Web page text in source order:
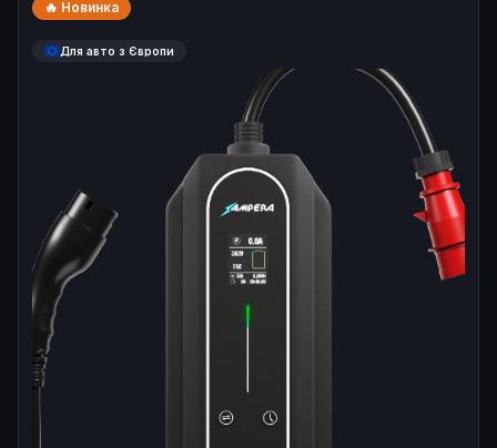
🔥 Новинка
Для авто з Європи